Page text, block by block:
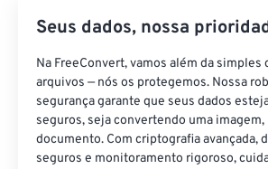
Seus dados, nossa
Na FreeConvert, vamos além da simples
arquivos — nós os protegemos. Nossa
segurança garante que seus dados
seguros, seja convertendo uma imagem,
documento. Com criptografia avançada,
seguros e monitoramento rigoroso,